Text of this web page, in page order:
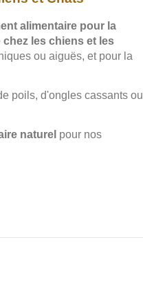
alimentaire pour la
les chiens et les
ou aiguës, et pour la
poils, d'ongles cassants ou
naturel pour nos